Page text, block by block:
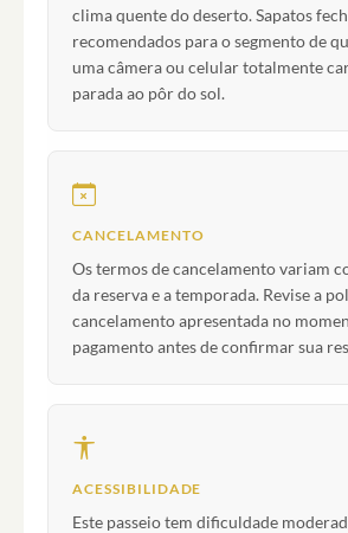
clima quente do deserto. Sapatos
recomendados para o segmento de
uma câmera ou celular totalmente
parada ao pôr do sol.
CANCELAMENTO
Os termos de cancelamento variam
da reserva e a temporada. Revise a
cancelamento apresentada no
pagamento antes de confirmar sua
ACESSIBILIDADE
Este passeio tem dificuldade